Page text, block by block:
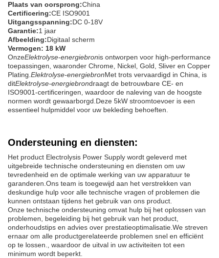
Plaats van oorsprong:China
Certificering:CE ISO9001
Uitgangsspanning:DC 0-18V
Garantie:1 jaar
Afbeelding:Digitaal scherm
Vermogen: 18 kW
OnzeElektrolyse-energiebronis ontworpen voor high-performance
toepassingen, waaronder Chrome, Nickel, Gold, Sliver en Copper
Plating. Elektrolyse-energiebronMet trots vervaardigd in China, is
ditElektrolyse-energiebrondraagt de betrouwbare CE- en
ISO9001-certificeringen, waardoor de naleving van de hoogste
normen wordt gewaarborgd.Deze 5kW stroomtoevoer is een
essentieel hulpmiddel voor uw bekleding behoeften.
Ondersteuning en diensten:
Het product Electrolysis Power Supply wordt geleverd met
uitgebreide technische ondersteuning en diensten om uw
tevredenheid en de optimale werking van uw apparatuur te
garanderen.Ons team is toegewijd aan het verstrekken van
deskundige hulp voor alle technische vragen of problemen die
kunnen ontstaan tijdens het gebruik van ons product.
Onze technische ondersteuning omvat hulp bij het oplossen van
problemen, begeleiding bij het gebruik van het product,
onderhoudstips en advies over prestatieoptimalisatie.We streven
ernaar om alle productgerelateerde problemen snel en efficiënt
op te lossen., waardoor de uitval in uw activiteiten tot een
minimum wordt beperkt.